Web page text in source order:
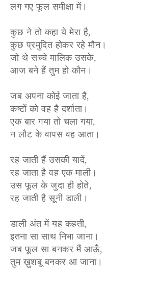
लग गए फूल समीक्षा में।
कुछ ने तो कहा ये मेरा है,
कुछ प्रमुदित होकर रहे मौन।
जो थे सच्चे मालिक उसके,
आज बने हैं तुम हो कौन।
जब अपना कोई जाता है,
कष्टों को वह है दर्शाता।
एक बार गया तो चला गया,
न लौट के वापस वह आता।
रह जाती हैं उसकी यादें,
रह जाता है वह एक माली।
उस फूल के जुदा ही होते,
रह जाती है सूनी डाली।
डाली अंत में यह कहती,
इतना सा साथ निभा जाना।
जब फूल सा बनकर मैं आऊंँ,
तुम ख़ुशबू बनकर आ जाना।